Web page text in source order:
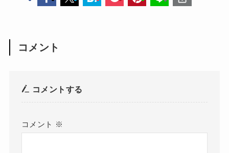
コメント
コメントする
コメント ※